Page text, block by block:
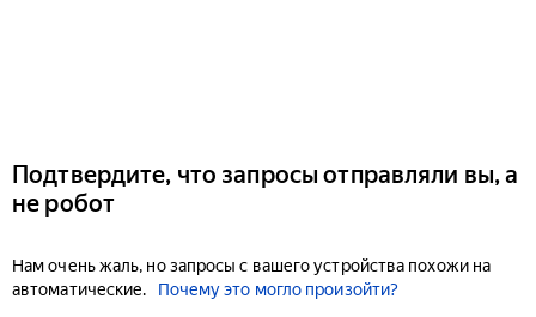
Подтвердите, что запросы отправляли вы, а
не робот
Нам очень жаль, но запросы с вашего устройства похожи на
автоматические.
Почему это могло произойти?